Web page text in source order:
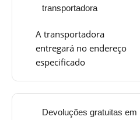
transportadora
A transportadora
entregará no endereço
especificado
Devoluções gratuitas em